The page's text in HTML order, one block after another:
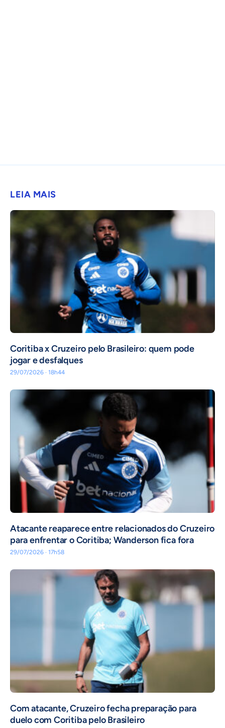
LEIA MAIS
Coritiba x Cruzeiro pelo Brasileiro: quem pode
jogar e desfalques
29/07/2026 · 18h44
Atacante reaparece entre relacionados do Cruzeiro
para enfrentar o Coritiba; Wanderson fica fora
29/07/2026 · 17h58
Com atacante, Cruzeiro fecha preparação para
duelo com Coritiba pelo Brasileiro